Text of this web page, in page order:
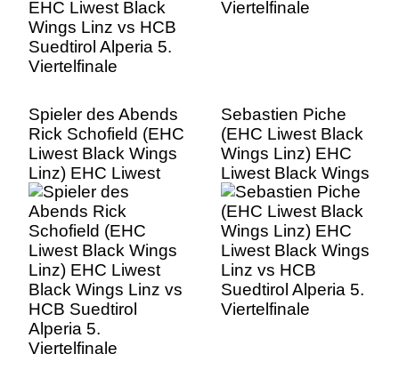
Spieler des Abends
Rick Schofield (EHC
Liwest Black Wings
Linz) EHC Liwest
Black Wings Linz vs
HCB Suedtirol
Alperia 5.
Viertelfinale
Sebastien Piche
(EHC Liwest Black
Wings Linz) EHC
Liwest Black Wings
Linz vs HCB
Suedtirol Alperia 5.
Viertelfinale